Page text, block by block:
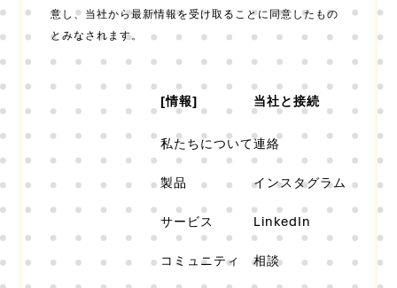
意し、当社から最新情報を受け取ることに同意したもの
とみなされます。
[情報]
私たちについて
製品
サービス
コミュニティ
当社と接続
連絡
インスタグラム
LinkedIn
相談